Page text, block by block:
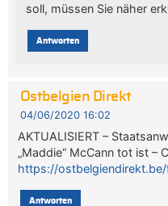
soll, müssen Sie näher
Antworten
Ostbelgien Direkt
04/06/2020 16:02
AKTUALISIERT –
„Maddie“ McCann tot ist –
https://
Antworten